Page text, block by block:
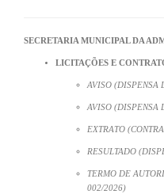
SECRETARIA MUNICIPAL DA
LICITAÇÕES E
AVISO (DISPENSA
AVISO (DISPENSA
EXTRATO
RESULTADO
TERMO DE
002/2026)